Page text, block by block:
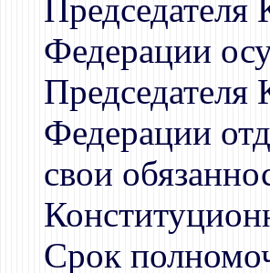
Председателя
Федерации
Председателя
Федерации
свои
Срок